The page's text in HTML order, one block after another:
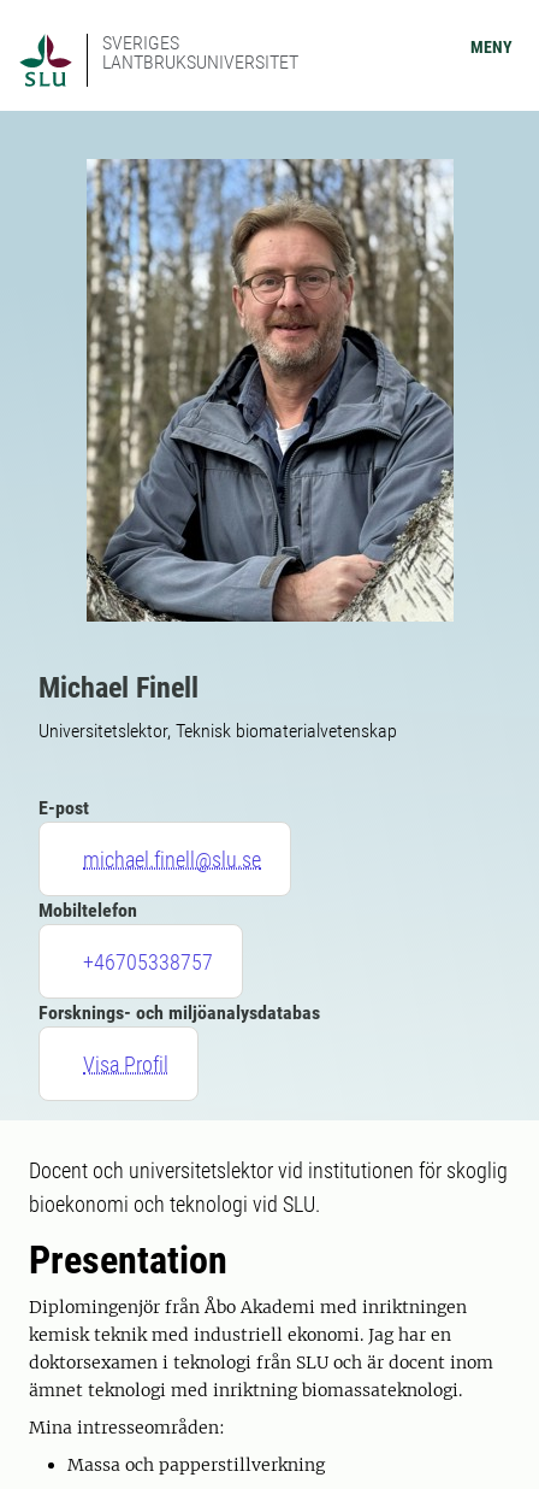
SVERIGES
LANTBRUKSUNIVERSITET
MENY
Michael Finell
Universitetslektor, Teknisk biomaterialvetenskap
E-post
michael.finell@slu.se
Mobiltelefon
+46705338757
Forsknings- och miljöanalysdatabas
Visa Profil
Docent och universitetslektor vid institutionen för skoglig
bioekonomi och teknologi vid SLU.
Presentation
Diplomingenjör från Åbo Akademi med inriktningen
kemisk teknik med industriell ekonomi. Jag har en
doktorsexamen i teknologi från SLU och är docent inom
ämnet teknologi med inriktning biomassateknologi.
Mina intresseområden:
Massa och papperstillverkning